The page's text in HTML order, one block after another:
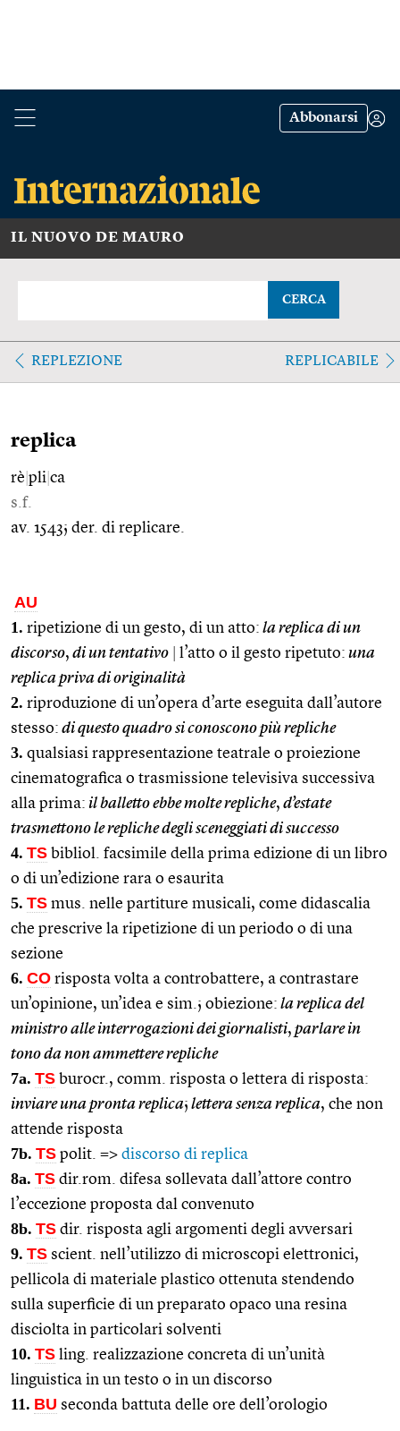
Abbonarsi
IL NUOVO DE MAURO
CERCA
REPLEZIONE REPLICABILE
replica
rè pli ca
s.f.
av. 1543; der. di replicare.
AU
1. ripetizione di un gesto, di un atto: la replica di un
discorso, di un tentativo l’atto o il gesto ripetuto: una
replica priva di originalità
2. riproduzione di un’opera d’arte eseguita dall’autore
stesso: di questo quadro si conoscono più repliche
3. qualsiasi rappresentazione teatrale o proiezione
cinematografica o trasmissione televisiva successiva
alla prima: il balletto ebbe molte repliche, d’estate
trasmettono le repliche degli sceneggiati di successo
4. TS bibliol. facsimile della prima edizione di un libro
o di un’edizione rara o esaurita
5. TS mus. nelle partiture musicali, come didascalia
che prescrive la ripetizione di un periodo o di una
sezione
6. CO risposta volta a controbattere, a contrastare
un’opinione, un’idea e sim.; obiezione: la replica del
ministro alle interrogazioni dei giornalisti, parlare in
tono da non ammettere repliche
7a. TS burocr., comm. risposta o lettera di risposta:
inviare una pronta replica; lettera senza replica, che non
attende risposta
7b. TS polit. => discorso di replica
8a. TS dir.rom. difesa sollevata dall’attore contro
l’eccezione proposta dal convenuto
8b. TS dir. risposta agli argomenti degli avversari
9. TS scient. nell’utilizzo di microscopi elettronici,
pellicola di materiale plastico ottenuta stendendo
sulla superficie di un preparato opaco una resina
disciolta in particolari solventi
10. TS ling. realizzazione concreta di un’unità
linguistica in un testo o in un discorso
11. BU seconda battuta delle ore dell’orologio